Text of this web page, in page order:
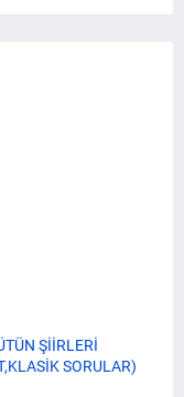
ŞİİRLERİ
SORULAR)